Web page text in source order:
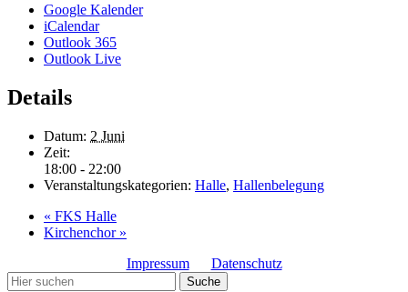
Google Kalender
iCalendar
Outlook 365
Outlook Live
Details
Datum: 2 Juni
Zeit:
18:00 - 22:00
Veranstaltungskategorien: Halle, Hallenbelegung
« FKS Halle
Kirchenchor »
Impressum
Datenschutz